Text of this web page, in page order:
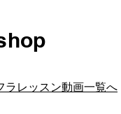
ラレッスン動画一覧へ